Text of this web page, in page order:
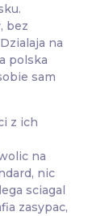
bez
na
polska
sam
z ich
na
nic
sciagal
zasypac,